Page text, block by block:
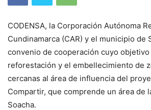
CODENSA, la Corporación Autónoma
Cundinamarca (CAR) y el municipio de
convenio de cooperación cuyo
reforestación y el embellecimiento de
cercanas al área de influencia del
Compartir, que comprende un área de
Soacha.